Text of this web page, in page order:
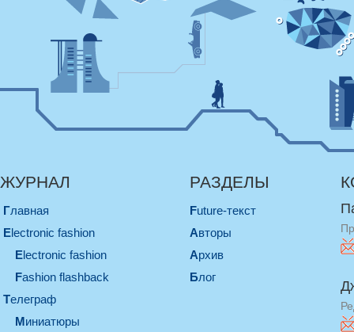
ЖУРНАЛ
Главная
electronic fashion
electronic fashion
Fashion flashback
телеграф
миниатюры
РАЗДЕЛЫ
Future-текст
Авторы
Архив
Блог